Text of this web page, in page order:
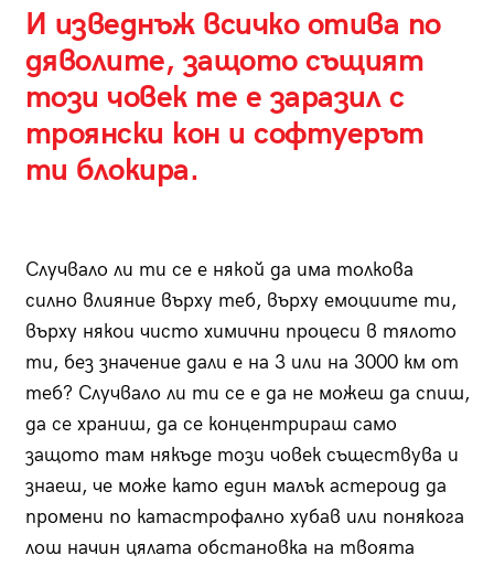
И изведнъж всичко отива по
дяволите, защото същият
този човек те е заразил с
троянски кон и софтуерът
ти блокира.
Случвало ли ти се е някой да има толкова
силно влияние върху теб, върху емоциите ти,
върху някои чисто химични процеси в тялото
ти, без значение дали е на 3 или на 3000 км от
теб? Случвало ли ти се е да не можеш да спиш,
да се храниш, да се концентрираш само
защото там някъде този човек съществува и
знаеш, че може като един малък астероид да
промени по катастрофално хубав или понякога
лош начин цялата обстановка на твоята